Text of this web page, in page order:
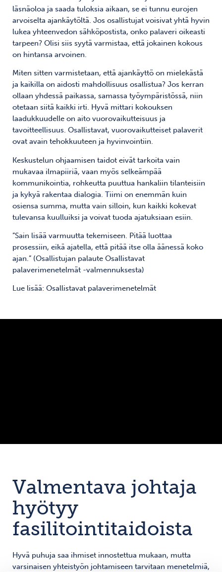
läsnäoloa ja saada tuloksia aikaan, se ei tunnu eurojen
arvoiselta ajankäytöltä. Jos osallistujat voisivat yhtä hyvin
lukea yhteenvedon sähköpostista, onko palaveri oikeasti
tarpeen? Olisi siis syytä varmistaa, että jokainen kokous
on hintansa arvoinen.
Miten sitten varmistetaan, että ajankäyttö on mielekästä
ja kaikilla on aidosti mahdollisuus osallistua? Jos kerran
ollaan yhdessä paikassa, samassa työympäristössä, niin
otetaan siitä kaikki irti. Hyvä mittari kokouksen
laadukkuudelle on aito vuorovaikutteisuus ja
tavoitteellisuus. Osallistavat, vuorovaikutteiset palaverit
ovat avain tehokkuuteen ja hyvinvointiin.
Keskustelun ohjaamisen taidot eivät tarkoita vain
mukavaa ilmapiiriä, vaan myös selkeämpää
kommunikointia, rohkeutta puuttua hankaliin tilanteisiin
ja kykyä rakentaa dialogia. Tiimi on enemmän kuin
osiensa summa, mutta vain silloin, kun kaikki kokevat
tulevansa kuulluiksi ja voivat tuoda ajatuksiaan esiin.
”Sain lisää varmuutta tekemiseen. Pitää luottaa
prosessiin, eikä ajatella, että pitää itse olla äänessä koko
ajan.” (Osallistujan palaute Osallistavat
palaverimenetelmät -valmennuksesta)
Lue lisää: Osallistavat palaverimenetelmät
Valmentava johtaja
hyötyy
fasilitointitaidoista
Hyvä puhuja saa ihmiset innostettua mukaan, mutta
varsinaisen yhteistyön johtamiseen tarvitaan menetelmiä,